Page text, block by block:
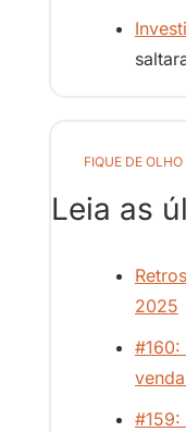
FIQUE DE OLHO
Leia as
2025
#160:
#159: